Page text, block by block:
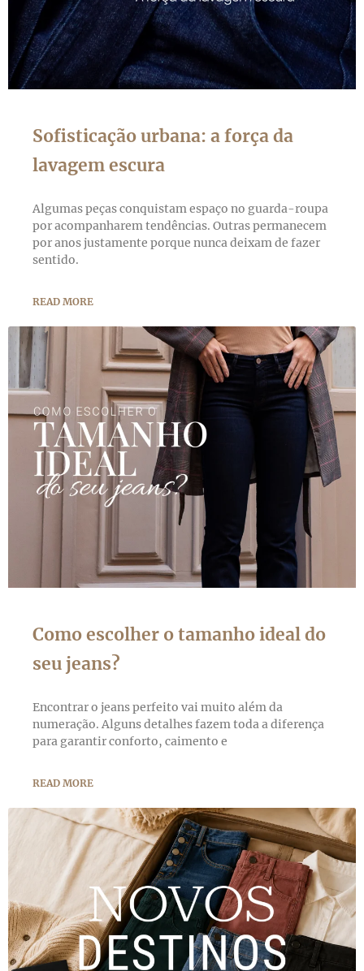
Sofisticação urbana: a força da
lavagem escura
Algumas peças conquistam espaço no guarda-roupa
por acompanharem tendências. Outras permanecem
por anos justamente porque nunca deixam de fazer
sentido.
READ MORE
Como escolher o tamanho ideal do
seu jeans?
Encontrar o jeans perfeito vai muito além da
numeração. Alguns detalhes fazem toda a diferença
para garantir conforto, caimento e
READ MORE